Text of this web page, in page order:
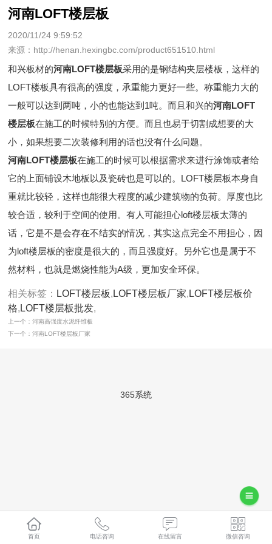
河南LOFT楼层板
2020/11/24 9:59:52
来源：http://henan.hexingbc.com/product651510.html
和兴板材的河南LOFT楼层板采用的是钢结构夹层楼板，这样的
LOFT楼板具有很高的强度，承重能力更好一些。称重能力大的
一般可以达到两吨，小的也能达到1吨。而且和兴的河南LOFT
楼层板在施工的时候特别的方便。而且也易于切割成想要的大
小，如果想要二次装修利用的话也没有什么问题。
河南LOFT楼层板在施工的时候可以根据需求来进行涂饰或者给
它的上面铺设木地板以及瓷砖也是可以的。LOFT楼层板本身自
重就比较轻，这样也能很大程度的减少建筑物的负荷。厚度也比
较合适，较利于空间的使用。有人可能担心loft楼层板太薄的
话，它是不是会存在不结实的情况，其实这点完全不用担心，因
为loft楼层板的密度是很大的，而且强度好。另外它也是属于不
然材料，也就是燃烧性能为A级，更加安全环保。
相关标签： LOFT楼层板,LOFT楼层板厂家,LOFT楼层板价
格,LOFT楼层板批发,
上一个：河南高强度水泥纤维板
下一个：河南LOFT楼层板厂家
365系统
首页 电话咨询 在线留言 微信咨询